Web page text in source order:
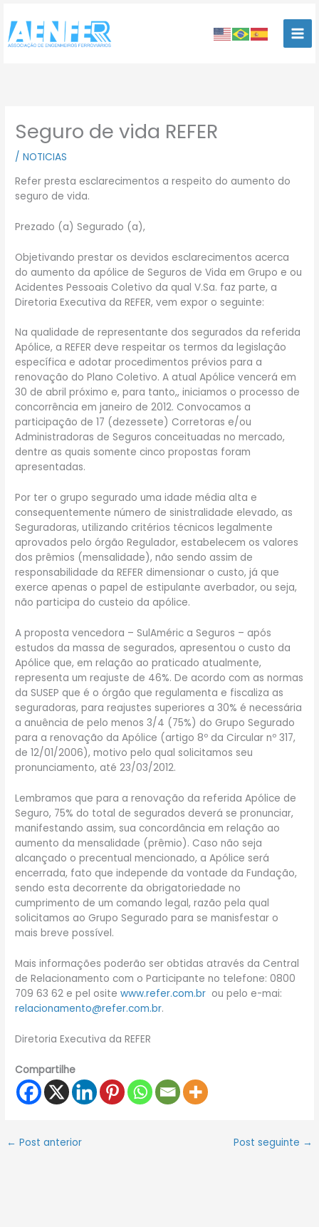
para
conteúdo
Seguro de vida REFER
/NOTICIAS
Refer presta esclarecimentos a respeito do aumento do
seguro de vida.
Prezado (a) Segurado (a),
Objetivando prestar os devidos esclarecimentos acerca
do aumento da apólice de Seguros de Vida em Grupo e ou
Acidentes Pessoais Coletivo da qual V.Sa. faz parte, a
Diretoria Executiva da REFER, vem expor o seguinte:
Na qualidade de representante dos segurados da referida
Apólice, a REFER deve respeitar os termos da legislação
específica e adotar procedimentos prévios para a
renovação do Plano Coletivo. A atual Apólice vencerá em
30 de abril próximo e, para tanto,, iniciamos o processo de
concorrência em janeiro de 2012. Convocamos a
participação de 17 (dezessete) Corretoras e/ou
Administradoras de Seguros conceituadas no mercado,
dentre as quais somente cinco propostas foram
apresentadas.
Por ter o grupo segurado uma idade média alta e
consequentemente número de sinistralidade elevado, as
Seguradoras, utilizando critérios técnicos legalmente
aprovados pelo órgão Regulador, estabelecem os valores
dos prêmios (mensalidade), não sendo assim de
responsabilidade da REFER dimensionar o custo, já que
exerce apenas o papel de estipulante averbador, ou seja,
não participa do custeio da apólice.
A proposta vencedora – SulAméric a Seguros – após
estudos da massa de segurados, apresentou o custo da
Apólice que, em relação ao praticado atualmente,
representa um reajuste de 46%. De acordo com as normas
da SUSEP que é o órgão que regulamenta e fiscaliza as
seguradoras, para reajustes superiores a 30% é necessária
a anuência de pelo menos 3/4 (75%) do Grupo Segurado
para a renovação da Apólice (artigo 8º da Circular nº 317,
de 12/01/2006), motivo pelo qual solicitamos seu
pronunciamento, até 23/03/2012.
Lembramos que para a renovação da referida Apólice de
Seguro, 75% do total de segurados deverá se pronunciar,
manifestando assim, sua concordância em relação ao
aumento da mensalidade (prêmio). Caso não seja
alcançado o precentual mencionado, a Apólice será
encerrada, fato que independe da vontade da Fundação,
sendo esta decorrente da obrigatoriedade no
cumprimento de um comando legal, razão pela qual
solicitamos ao Grupo Segurado para se manisfestar o
mais breve possível.
Mais informações poderão ser obtidas através da Central
de Relacionamento com o Participante no telefone: 0800
709 63 62 e pel ositewww.refer.com.br ou pelo e-mai:
relacionamento@refer.com.br.
Diretoria Executiva da REFER
Compartilhe
← Post anterior Post seguinte →